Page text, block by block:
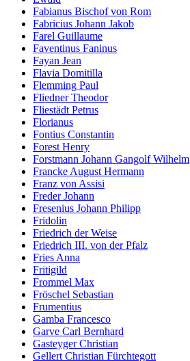
Fabianus Bischof von Rom
Fabricius Johann Jakob
Farel Guillaume
Faventinus Faninus
Fayan Jean
Flavia Domitilla
Flemming Paul
Fliedner Theodor
Fliestädt Petrus
Florianus
Fontius Constantin
Forest Henry
Forstmann Johann Gangolf Wilhelm
Francke August Hermann
Franz von Assisi
Freder Johann
Fresenius Johann Philipp
Fridolin
Friedrich der Weise
Friedrich III. von der Pfalz
Fries Anna
Fritigild
Frommel Max
Fröschel Sebastian
Frumentius
Gamba Francesco
Garve Carl Bernhard
Gasteyger Christian
Gellert Christian Fürchtegott